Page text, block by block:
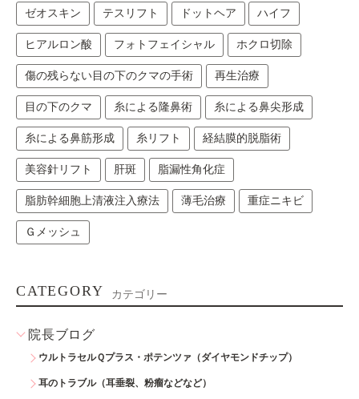
ゼオスキン テスリフト ドットヘア ハイフ
ヒアルロン酸 フォトフェイシャル ホクロ切除
傷の残らない目の下のクマの手術 再生治療
目の下のクマ 糸による隆鼻術 糸による鼻尖形成
糸による鼻筋形成 糸リフト 経結膜的脱脂術
美容針リフト 肝斑 脂漏性角化症
脂肪幹細胞上清液注入療法 薄毛治療 重症ニキビ
Ｇメッシュ
CATEGORY カテゴリー
院長ブログ
ウルトラセルＱプラス・ポテンツァ（ダイヤモンドチップ）
耳のトラブル（耳垂裂、粉瘤などなど）